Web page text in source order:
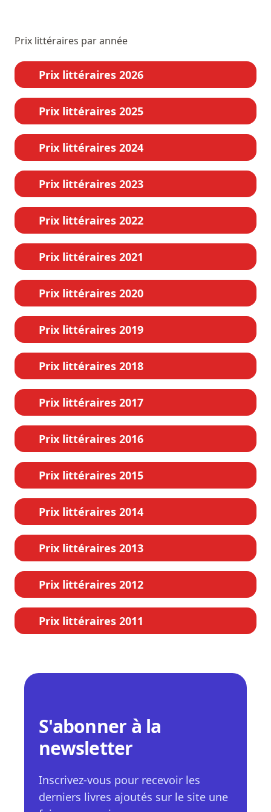
Prix littéraires par année
Prix littéraires 2026
Prix littéraires 2025
Prix littéraires 2024
Prix littéraires 2023
Prix littéraires 2022
Prix littéraires 2021
Prix littéraires 2020
Prix littéraires 2019
Prix littéraires 2018
Prix littéraires 2017
Prix littéraires 2016
Prix littéraires 2015
Prix littéraires 2014
Prix littéraires 2013
Prix littéraires 2012
Prix littéraires 2011
S'abonner à la
newsletter
Inscrivez-vous pour recevoir les
derniers livres ajoutés sur le site une